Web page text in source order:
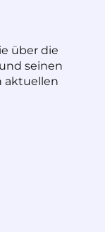
über die
seinen
aktuellen